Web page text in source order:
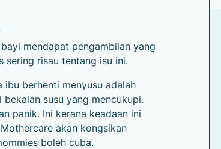
mendapat pengambilan yang
sering risau tentang isu ini.
ibu berhenti menyusu adalah
susu yang mencukupi.
panik. Ini kerana keadaan ini
akan kongsikan
boleh cuba.